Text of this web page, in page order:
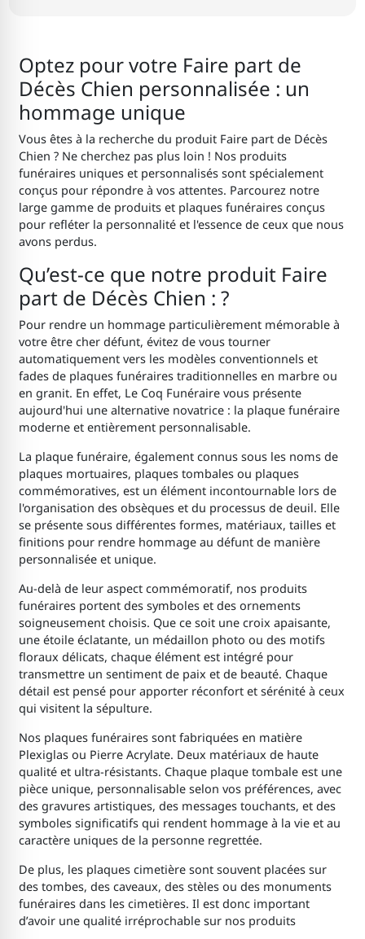
Optez pour votre Faire part de
Décès Chien personnalisée : un
hommage unique
Vous êtes à la recherche du produit Faire part de Décès
Chien ? Ne cherchez pas plus loin ! Nos produits
funéraires uniques et personnalisés sont spécialement
conçus pour répondre à vos attentes. Parcourez notre
large gamme de produits et plaques funéraires conçus
pour refléter la personnalité et l'essence de ceux que nous
avons perdus.
Qu’est-ce que notre produit Faire
part de Décès Chien : ?
Pour rendre un hommage particulièrement mémorable à
votre être cher défunt, évitez de vous tourner
automatiquement vers les modèles conventionnels et
fades de plaques funéraires traditionnelles en marbre ou
en granit. En effet, Le Coq Funéraire vous présente
aujourd'hui une alternative novatrice : la plaque funéraire
moderne et entièrement personnalisable.
La plaque funéraire, également connus sous les noms de
plaques mortuaires, plaques tombales ou plaques
commémoratives, est un élément incontournable lors de
l'organisation des obsèques et du processus de deuil. Elle
se présente sous différentes formes, matériaux, tailles et
finitions pour rendre hommage au défunt de manière
personnalisée et unique.
Au-delà de leur aspect commémoratif, nos produits
funéraires portent des symboles et des ornements
soigneusement choisis. Que ce soit une croix apaisante,
une étoile éclatante, un médaillon photo ou des motifs
floraux délicats, chaque élément est intégré pour
transmettre un sentiment de paix et de beauté. Chaque
détail est pensé pour apporter réconfort et sérénité à ceux
qui visitent la sépulture.
Nos plaques funéraires sont fabriquées en matière
Plexiglas ou Pierre Acrylate. Deux matériaux de haute
qualité et ultra-résistants. Chaque plaque tombale est une
pièce unique, personnalisable selon vos préférences, avec
des gravures artistiques, des messages touchants, et des
symboles significatifs qui rendent hommage à la vie et au
caractère uniques de la personne regrettée.
De plus, les plaques cimetière sont souvent placées sur
des tombes, des caveaux, des stèles ou des monuments
funéraires dans les cimetières. Il est donc important
d’avoir une qualité irréprochable sur nos produits